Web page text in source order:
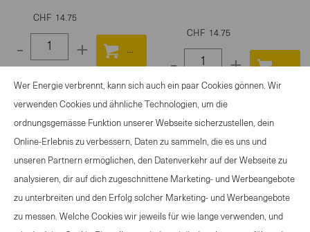
CHF 14.75
- +Select
CHF 14.75
- +
quantity
KONTAKT
NEWSLETTER
NUTZUNGSBEDINGUNGEN
Wer Energie verbrennt, kann sich auch ein paar Cookies gönnen. Wir
verwenden Cookies und ähnliche Technologien, um die
ordnungsgemässe Funktion unserer Webseite sicherzustellen, dein
Online-Erlebnis zu verbessern, Daten zu sammeln, die es uns und
unseren Partnern ermöglichen, den Datenverkehr auf der Webseite zu
analysieren, dir auf dich zugeschnittene Marketing- und Werbeangebote
zu unterbreiten und den Erfolg solcher Marketing- und Werbeangebote
zu messen. Welche Cookies wir jeweils für wie lange verwenden, und